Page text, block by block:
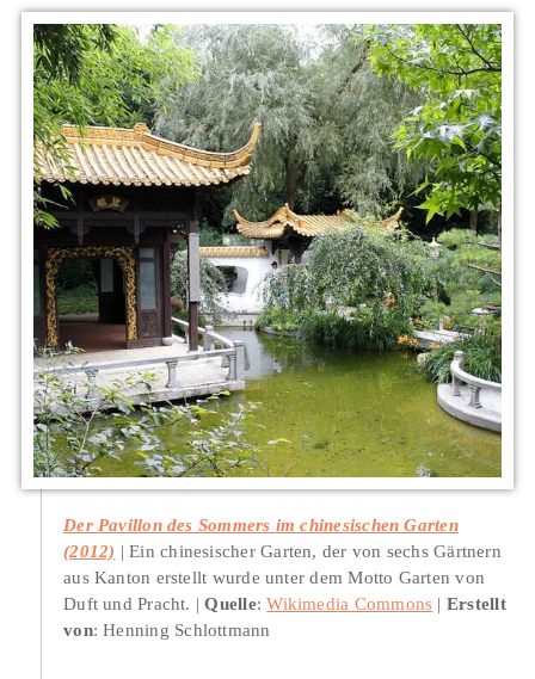
Der Pavillon des Sommers im chinesischen Garten
(2012)
Ein chinesischer Garten, der von sechs Gärtnern
aus Kanton erstellt wurde unter dem Motto Garten von
Duft und Pracht.
Quelle:Wikimedia Commons
Erstellt
von: Henning Schlottmann